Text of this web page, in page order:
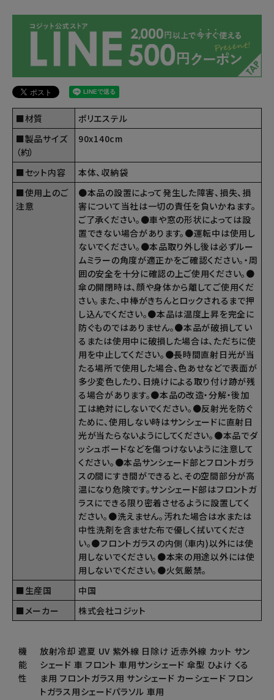
■材質
ポリエステル
■製品サイズ
（約）
90x140cm
■セット内容
本体、収納袋
■使用上のご
注意
●本品の設置によって発生した障害、損失、損
害について当社は一切の責任を負いかねます。
ご了承ください。●車や窓の形状によっては設
置できない場合があります。●運転中は使用し
ないでください。●本品取り外し後は必ずルー
ムミラーの角度が適正かをご確認ください。・周
囲の安全を十分に確認の上ご使用ください。●
傘の開閉時は、顔や身体から離してご使用くだ
さい。また、中棒がきちんとロックされるまで押
し込んでください。●本品は温度上昇を完全に
防ぐものではありません。●本品が破損してい
るまたは使用中に破損した場合は、ただちに使
用を中止してください。●長時間直射日光が当
たる場所で使用した場合、色あせなどで表面が
多少変色したり、日焼けによる取り付け跡が残
る場合があります。●本品の改造・分解・後加
工は絶対にしないでください。●反射光を防ぐ
ために、使用しない時はサンシェードに直射日
光が当たらないようにしてください。●本品でダ
ッシュボードなどを傷つけないように注意して
ください。●本品サンシェード部とフロントガラ
スの間にすき間ができると、その空間部分が高
温になり危険です。サンシェード部はフロントガ
ラスにできる限り密着させるように設置してく
ださい。●洗えません。汚れた場合は水または
中性洗剤を含ませた布で優しく拭いてくださ
い。●フロントガラスの内側（車内)以外には使
用しないでください。●本来の用途以外には使
用しないでください。●火気厳禁。
■生産国
中国
■メーカー
株式会社コジット
機
能
性
放射冷却 遮夏 UV 紫外線 日除け 近赤外線 カット サン
シェード 車 フロント 車用サンシェード 傘型 ひよけ くる
ま用 フロントガラス用 サンシェード カーシェード フロン
トガラス用シェードパラソル 車用